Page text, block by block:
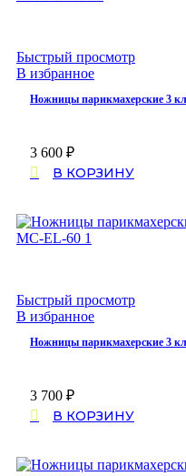
Быстрый просмотр
В избранное
Ножницы парикмахерские 3
3 600 ₽
В КОРЗИНУ
Быстрый просмотр
В избранное
Ножницы парикмахерские 3
3 700 ₽
В КОРЗИНУ